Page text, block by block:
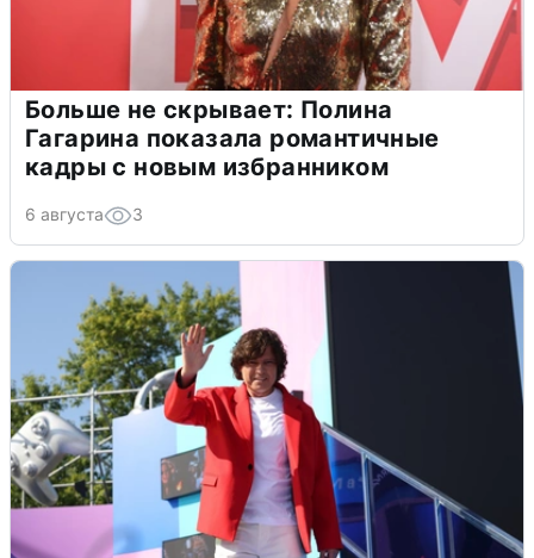
Больше не скрывает: Полина
Гагарина показала романтичные
кадры с новым избранником
6 августа 3